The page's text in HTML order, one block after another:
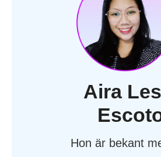
Aira
Hon är bekant